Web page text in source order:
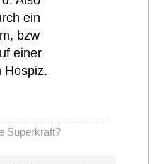
ein
bzw
einer
Hospiz.
Superkraft?